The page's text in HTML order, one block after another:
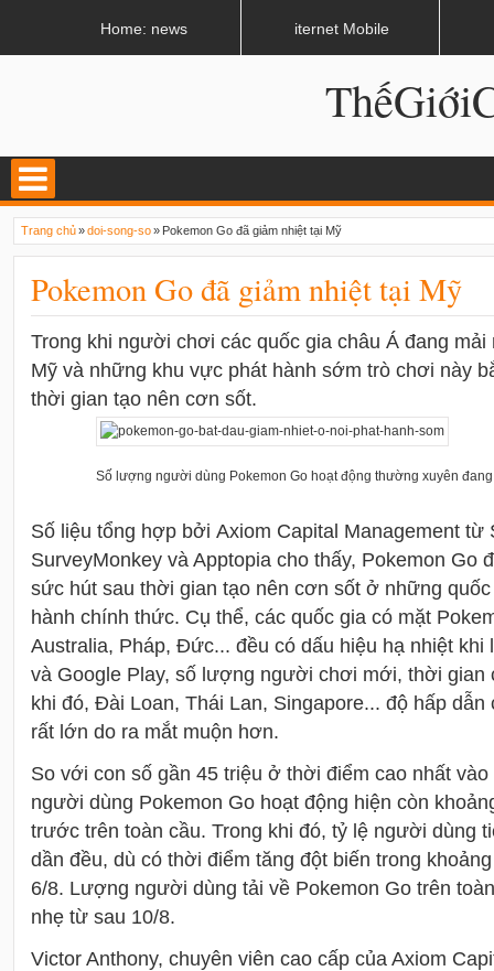
Trang chủ»doi-song-so» Pokemon Go đã giảm nhiệt tại Mỹ
Pokemon Go đã giảm nhiệt tại Mỹ
Trong khi người chơi các quốc gia châu Á đang mải
Mỹ và những khu vực phát hành sớm trò chơi này
thời gian tạo nên cơn sốt.
Số lượng người dùng Pokemon Go hoạt động thường xuyên
Số liệu tổng hợp bởi Axiom Capital Management từ
SurveyMonkey và Apptopia cho thấy, Pokemon Go
sức hút sau thời gian tạo nên cơn sốt ở những
hành chính thức. Cụ thể, các quốc gia có mặt
Australia, Pháp, Đức... đều có dấu hiệu hạ nhiệt khi
và Google Play, số lượng người chơi mới, thời gian
khi đó, Đài Loan, Thái Lan, Singapore... độ hấp
rất lớn do ra mắt muộn hơn.
So với con số gần 45 triệu ở thời điểm cao nhất
người dùng Pokemon Go hoạt động hiện còn
trước trên toàn cầu. Trong khi đó, tỷ lệ người dùng
dần đều, dù có thời điểm tăng đột biến trong
6/8. Lượng người dùng tải về Pokemon Go trên
nhẹ từ sau 10/8.
Victor Anthony, chuyên viên cao cấp của Axiom
Home: news iternet Mobile